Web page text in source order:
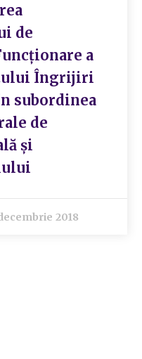
de
a
Îngrijiri
subordinea
de
și
2018